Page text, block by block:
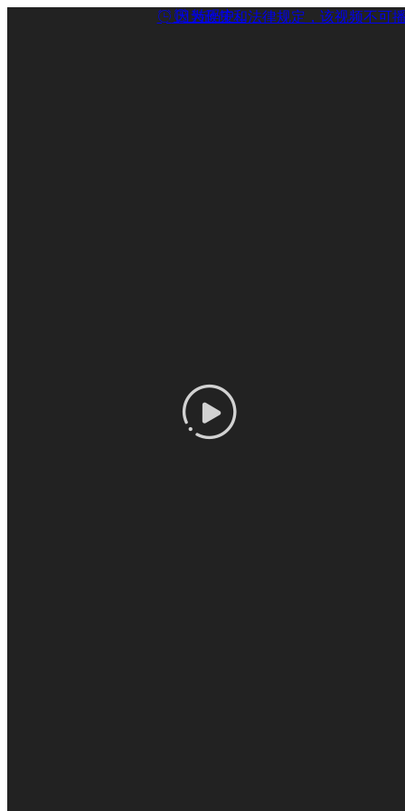
转码中...
因为政策和法律规定，该视频不可